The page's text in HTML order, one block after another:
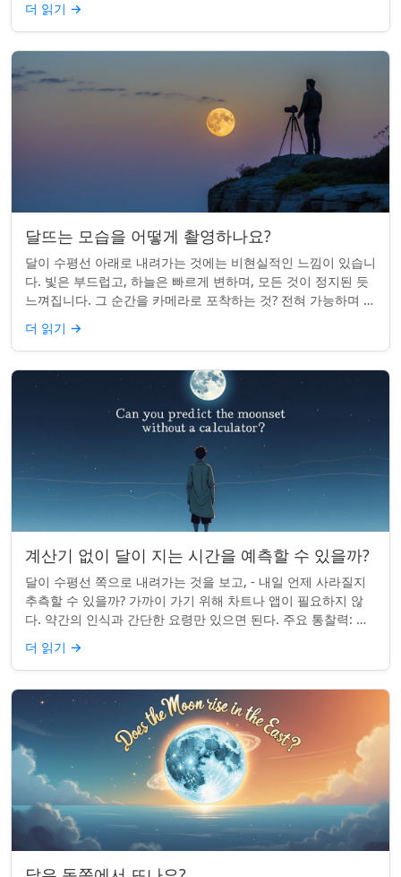
더 읽기 →
달뜨는 모습을 어떻게 촬영하나요?
달이 수평선 아래로 내려가는 것에는 비현실적인 느낌이 있습니
다. 빛은 부드럽고, 하늘은 빠르게 변하며, 모든 것이 정지된 듯
느껴집니다. 그 순간을 카메라로 포착하는 것? 전혀 가능하며 가
치가 있습니다. 간단한 팁:...
더 읽기 →
계산기 없이 달이 지는 시간을 예측할 수 있을까?
달이 수평선 쪽으로 내려가는 것을 보고, - 내일 언제 사라질지
추측할 수 있을까? 가까이 가기 위해 차트나 앱이 필요하지 않
다. 약간의 인식과 간단한 요령만 있으면 된다. 주요 통찰력: 오
늘의 달 뜨는 시간을 알고...
더 읽기 →